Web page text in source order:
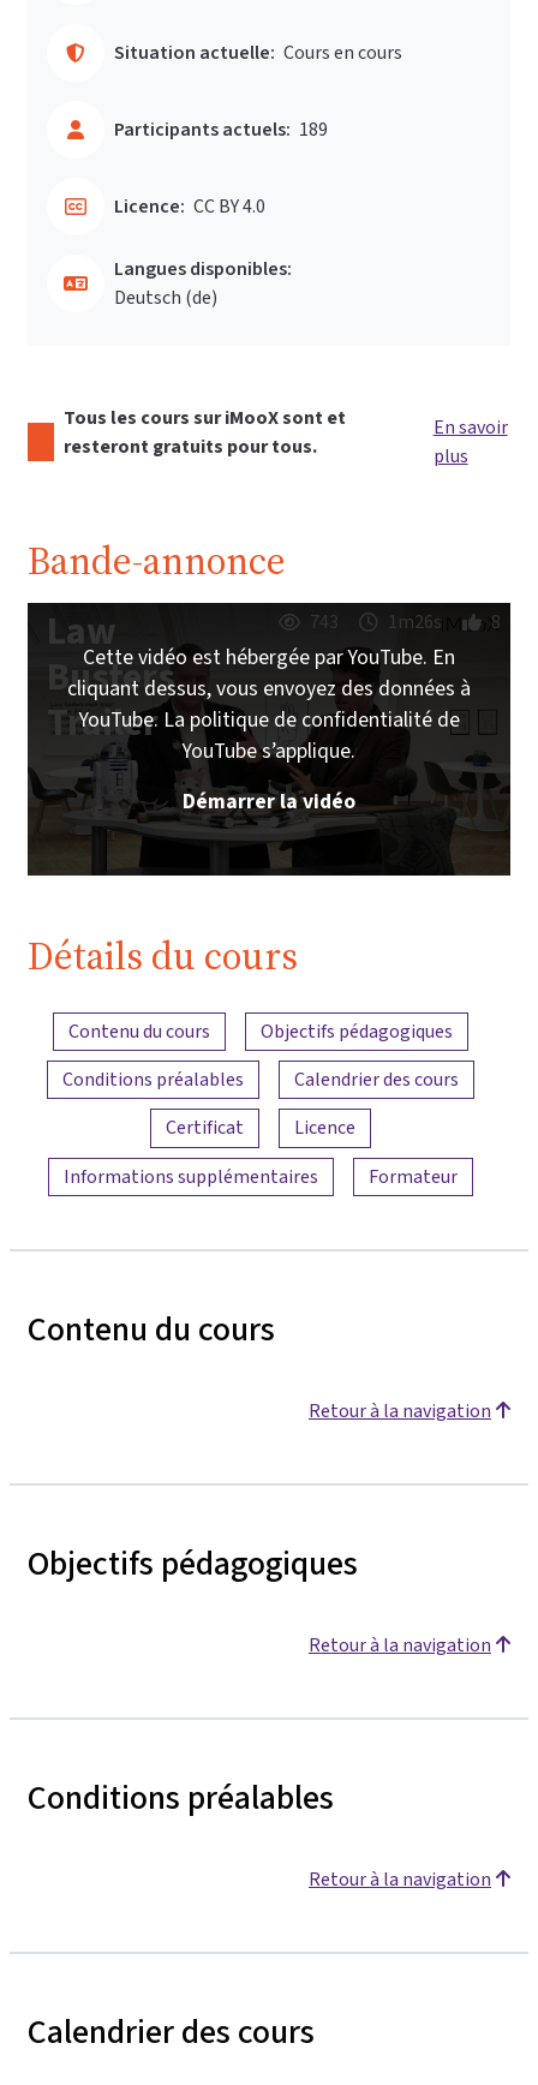
Situation actuelle: Cours en cours
Participants actuels: 189
Licence: CC BY 4.0
Langues disponibles:
Deutsch ‎(de)‎
Tous les cours sur iMooX sont et
resteront gratuits pour tous.
En savoir
plus
Bande-annonce
Law
Busters
Trailer
743 1m26s 8
Cette vidéo est hébergée par YouTube. En
cliquant dessus, vous envoyez des données à
YouTube. La politique de confidentialité de
YouTube s’applique.
Démarrer la vidéo
Détails du cours
Aperçu du contenu
Contenu du cours
Objectifs pédagogiques
Conditions préalables
Calendrier des cours
Certificat
Licence
Informations supplémentaires
Formateur
Contenu du cours
Retour à la navigation
Objectifs pédagogiques
Retour à la navigation
Conditions préalables
Retour à la navigation
Calendrier des cours